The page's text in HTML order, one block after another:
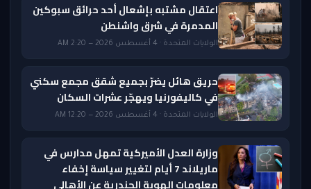
اعتقال مشتبه بإشعال أحد حرائق سبوكين
المدمرة في شرق واشنطن
الولايات المتحدة · 4 أغسطس 2026 — 2:20 AM
حريق هائل يضرّ بجميع شقق مجمع سكني
في كاليفورنيا ويهجّر عشرات السكان
الولايات المتحدة · 4 أغسطس 2026 — 12:20 AM
وزارة العدل الأميركية تمهل مدارس في
ماريلاند 7 أيام لتغيير سياسة إخفاء
معلومات الهوية الجندرية عن الأهالي